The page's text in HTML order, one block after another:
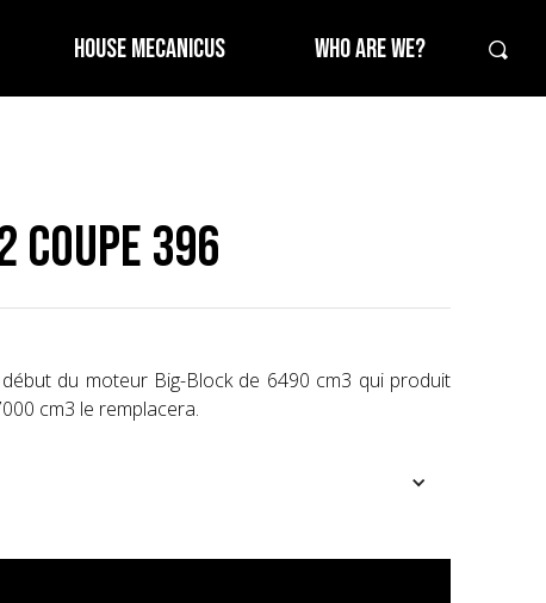
HOUSE MECANICUS WHO ARE WE?
396
du moteur Big-Block de 6490 cm3 qui produit
cm3 le remplacera.